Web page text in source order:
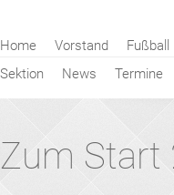
Navigation
Home Vorstand Fußball
Sektion
News Termine
Zum Start